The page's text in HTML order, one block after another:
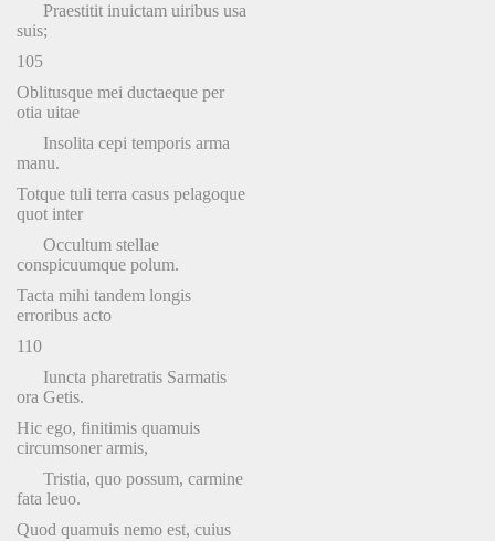
Praestitit inuictam uiribus usa
suis;
105
Oblitusque mei ductaeque per
otia uitae
Insolita cepi temporis arma
manu.
Totque tuli terra casus pelagoque
quot inter
Occultum stellae
conspicuumque polum.
Tacta mihi tandem longis
erroribus acto
110
Iuncta pharetratis Sarmatis
ora Getis.
Hic ego, finitimis quamuis
circumsoner armis,
Tristia, quo possum, carmine
fata leuo.
Quod quamuis nemo est, cuius